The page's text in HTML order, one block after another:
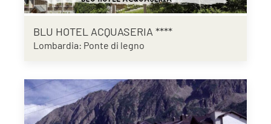
BLU HOTEL ACQUASERIA ****
Lombardia: Ponte di legno